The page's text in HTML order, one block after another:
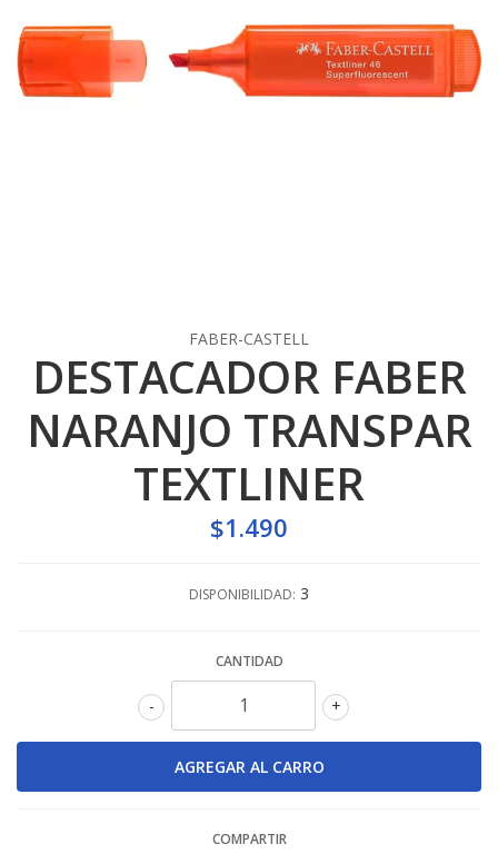
FABER-CASTELL
DESTACADOR FABER
NARANJO TRANSPAR
TEXTLINER
$1.490
DISPONIBILIDAD: 3
CANTIDAD
+
-
COMPARTIR